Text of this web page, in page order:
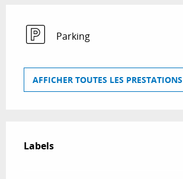
Parking
AFFICHER TOUTES LES PRESTATIONS
Labels
Labels